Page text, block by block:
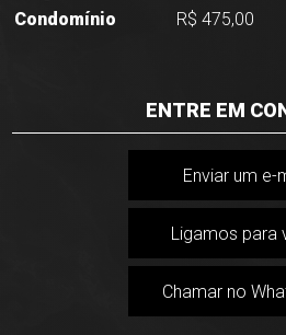
Condomínio
R$ 475,00
ENTRE EM
Enviar um e-
Ligamos para
Chamar no